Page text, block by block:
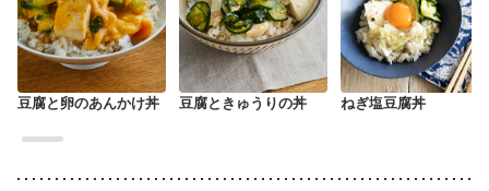
豆腐と卵のあんかけ丼 豆腐ときゅうりの丼 ねぎ塩豆腐丼